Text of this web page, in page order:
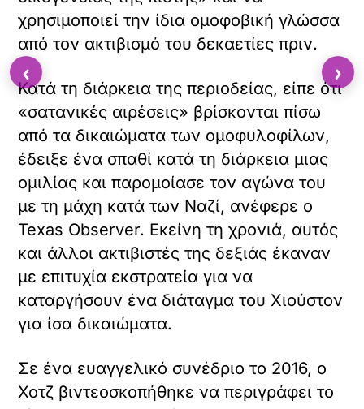
χρησιμοποιεί την ίδια ομοφοβική γλώσσα
από τον ακτιβισμό του δεκαετίες πριν.
Κατά τη διάρκεια της περιοδείας, είπε ότι
«σατανικές αιρέσεις» βρίσκονται πίσω
από τα δικαιώματα των ομοφυλοφίλων,
έδειξε ένα σπαθί κατά τη διάρκεια μιας
ομιλίας και παρομοίασε τον αγώνα του
με τη μάχη κατά των Ναζί, ανέφερε ο
Texas Observer. Εκείνη τη χρονιά, αυτός
και άλλοι ακτιβιστές της δεξιάς έκαναν
με επιτυχία εκστρατεία για να
καταργήσουν ένα διάταγμα του Χιούστον
για ίσα δικαιώματα.
Σε ένα ευαγγελικό συνέδριο το 2016, ο
Χοτζ βιντεοσκοπήθηκε να περιγράφει το
‹ ›